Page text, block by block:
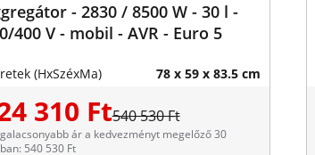
- 2830 / 8500 W - 30 l -
400 V - mobil - AVR - Euro 5
(HxSzéxMa) 78 x 59 x 83.5 cm
310 Ft540 530 Ft
ár a kedvezményt megelőző 30
540 530 Ft